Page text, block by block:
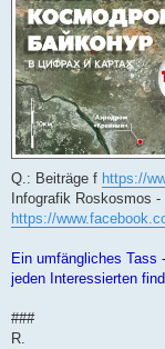
Q.: Beiträge f https://
Infografik Roskosmos
https://
Ein umfängliches Tass
jeden Interessierten
###
R.